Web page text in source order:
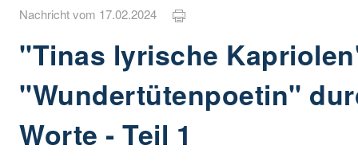
Nachricht vom 17.02.2024
"Tinas lyrische
"Wundertütenpoetin"
Worte - Teil 1